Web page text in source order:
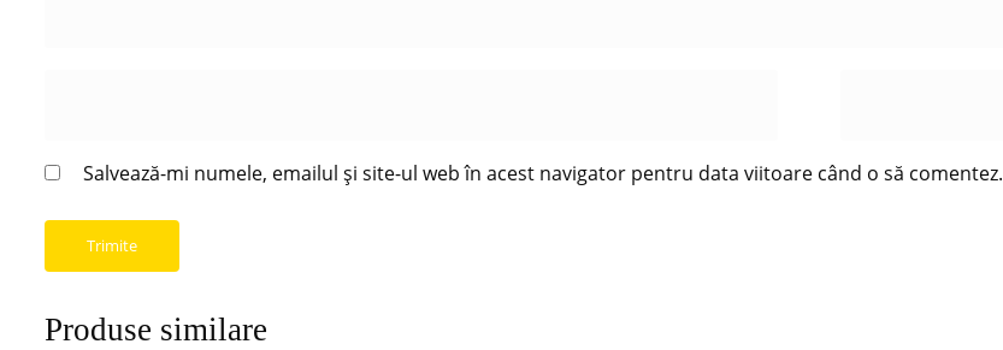
Salvează-mi numele, emailul și site-ul web în acest navigator pentru data viitoare când o să comentez.
Produse similare